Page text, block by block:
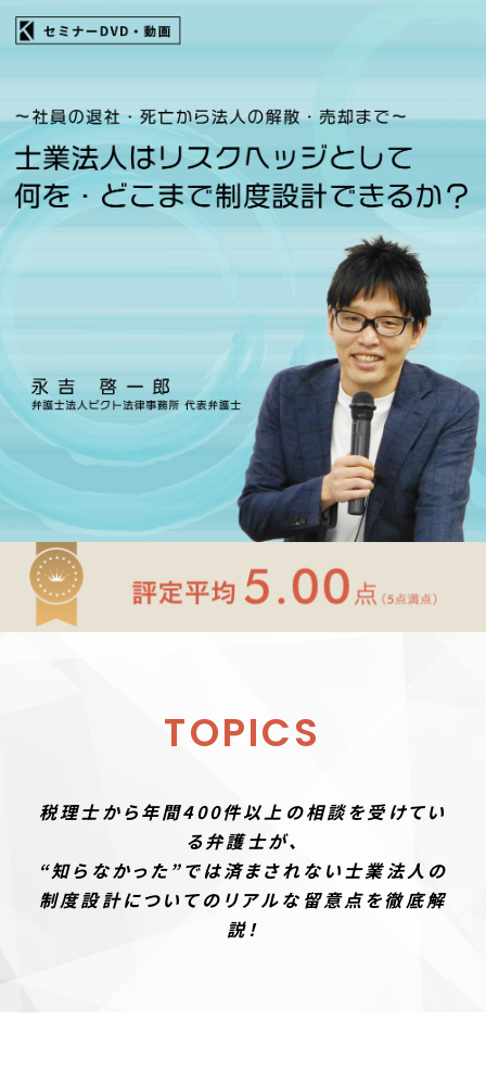
TOPICS
税理士から年間400件以上の相談を受けてい
る弁護士が、
“知らなかった”では済まされない士業法人の
制度設計についてのリアルな留意点を徹底解
説！